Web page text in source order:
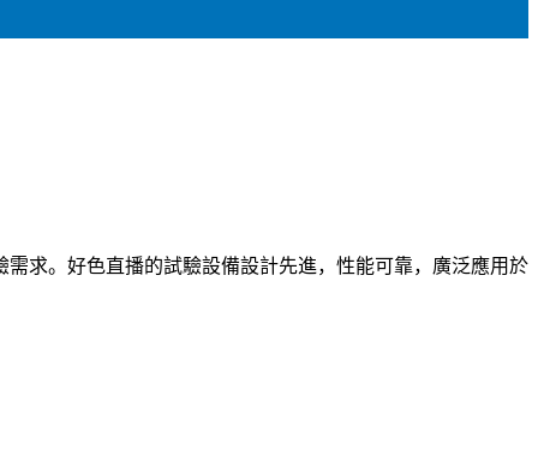
求。好色直播的試驗設備設計先進，性能可靠，廣泛應用於